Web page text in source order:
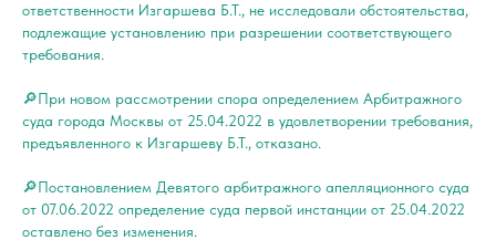
ответственности Изгаршева Б.Т., не исследовали обстоятельства,
подлежащие установлению при разрешении соответствующего
требования.
🔎При новом рассмотрении спора определением Арбитражного
суда города Москвы от 25.04.2022 в удовлетворении требования,
предъявленного к Изгаршеву Б.Т., отказано.
🔎Постановлением Девятого арбитражного апелляционного суда
от 07.06.2022 определение суда первой инстанции от 25.04.2022
оставлено без изменения.